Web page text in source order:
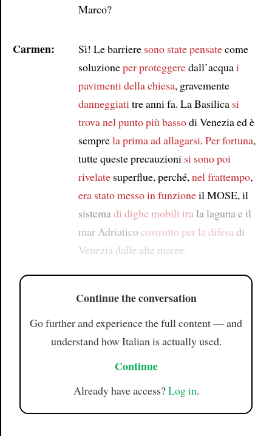
Marco?
Carmen: Sì! Le barriere sono state pensatecome
soluzioneper proteggeredall’acquai
pavimenti della chiesa, gravemente
danneggiati tre anni fa. La Basilica si
trovanel punto più bassodi Venezia ed è
semprela prima ad allagarsi. Per fortuna,
tutte queste precauzioni si sono poi
rivelatesuperflue, perché, nel frattempo,
era stato messo in funzioneil MOSE, il
sistema di dighe mobili tra la laguna e il
mar Adriaticocostruito per la difesa di
Venezia dalle alte maree.
Continue the conversation
Go further and experience the full content — and
understand how Italian is actually used.
Continue
Already have access?Log in.